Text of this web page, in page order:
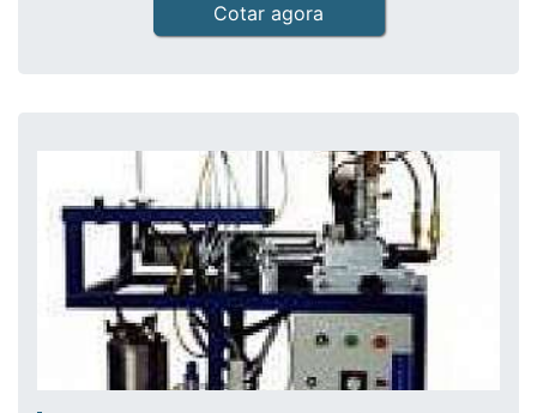
Cotar agora